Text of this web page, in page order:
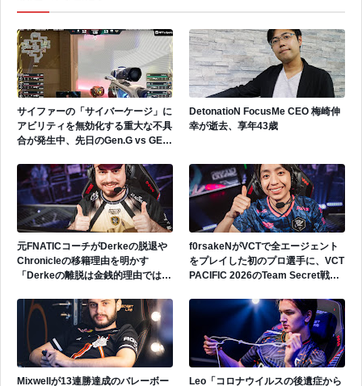
サイファーの「サイバーケージ」に
アビリティを無効化する重大な不具
合が発生中、先日のGen.G vs GEで
DetonatioN FocusMe CEO 梅崎伸
幸が逝去、享年43歳
元FNATICコーチがDerkeの脱退や
Chronicleの移籍理由を明かす
「Derkeの離脱は金銭的理由ではな
f0rsakeNがVCTで全エージェント
をプレイした初のプロ選手に、VCT
PACIFIC 2026のTeam Secret戦で
Mixwellが13連勝達成のバレーボー Leo「コロナウイルスの後遺症から